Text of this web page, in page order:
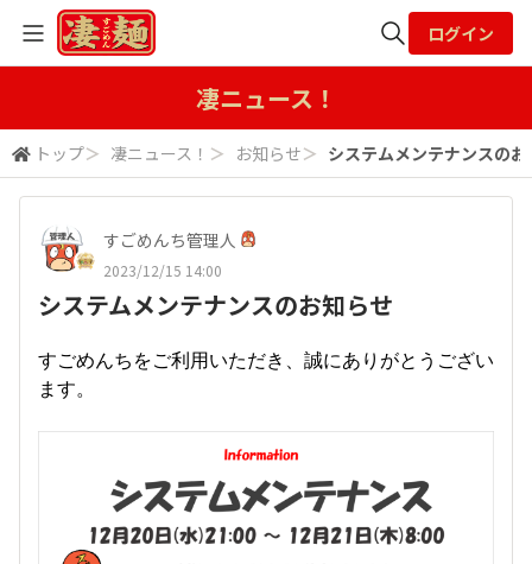
検索
ログイン
凄ニュース！
トップ＞ 凄ニュース！ ＞ お知らせ＞ システムメンテナンスの
すごめんち管理人
2023/12/15 14:00
システムメンテナンスのお知らせ
すごめんちをご利用いただき、誠にありがとうござい
ます。